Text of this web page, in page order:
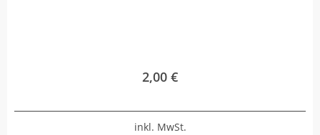
2,00 €
inkl. MwSt.